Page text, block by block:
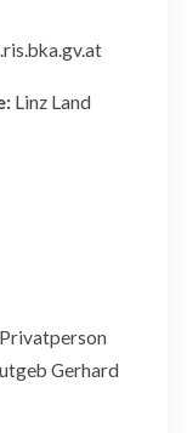
Linz Land
Gerhard